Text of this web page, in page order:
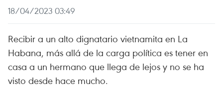
18/04/2023 03:49
Recibir a un alto dignatario vietnamita en La
Habana, más allá de la carga política es tener en
casa a un hermano que llega de lejos y no se ha
visto desde hace mucho.